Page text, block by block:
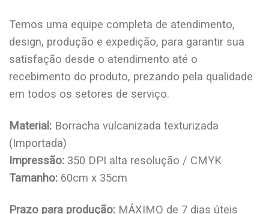
Temos uma equipe completa de atendimento,
design, produção e expedição, para garantir sua
satisfação desde o atendimento até o
recebimento do produto, prezando pela qualidade
em todos os setores de serviço.
Material: Borracha vulcanizada texturizada
(Importada)
Impressão: 350 DPI alta resolução / CMYK
Tamanho: 60cm x 35cm
Prazo para produção: MÁXIMO de 7 dias úteis